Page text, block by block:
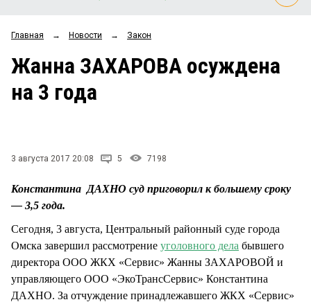
ОБЩЕСТВО
ЗАКОН
НОВОСТИ КОМПАНИЙ
СТИЛЬ ЖИЗНИ
Рейтинги
Главная → Новости → Закон
Жанна ЗАХАРОВА осуждена
на 3 года
3 августа 2017 20:08 5 7198
Константина ДАХНО суд приговорил к большему сроку
— 3,5 года.
Сегодня, 3 августа, Центральный районный суде города
Омска завершил рассмотрение уголовного дела бывшего
директора ООО ЖКХ «Сервис» Жанны ЗАХАРОВОЙ и
управляющего ООО «ЭкоТрансСервис» Константина
ДАХНО. За отчуждение принадлежавшего ЖКХ «Сервис»